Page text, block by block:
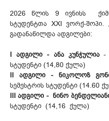
2026 წლის 9 ივნისს
სტუდენტთა XXI ვორქ-
გადანაწილდა ადგილები:
I ადგილი - ანა კუნჭულია-
სტუდენტი (14,80 ქულა)
II ადგილი - ნიკოლოზ
სემესტრის სტუდენტი (14.60
III ადგილი - ნინო
სტუდენტი (14,16 ქულა)